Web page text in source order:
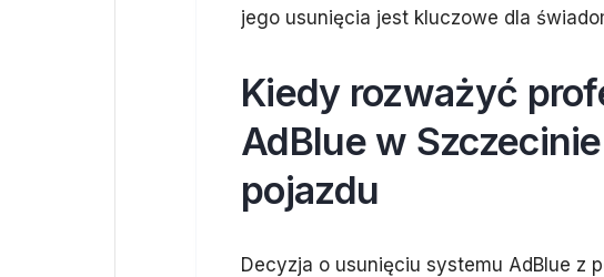
jego usunięcia jest kluczowe dla
Kiedy rozważyć
AdBlue w
pojazdu
Decyzja o usunięciu systemu AdBlue z